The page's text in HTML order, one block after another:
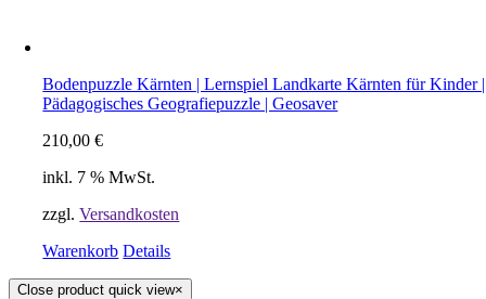
Bodenpuzzle Kärnten | Lernspiel Landkarte Kärnten für Kinder |
Pädagogisches Geografiepuzzle | Geosaver
210,00€
inkl. 7 % MwSt.
zzgl.Versandkosten
Warenkorb Details
Close product quick view×